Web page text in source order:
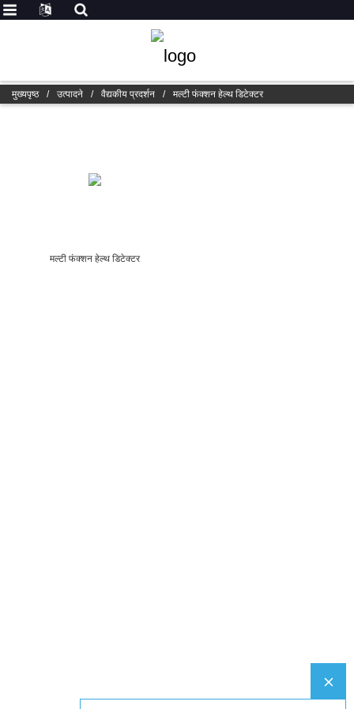
मुख्यपृष्ठ / उत्पादने / वैद्यकीय प्रदर्शन / मल्टी फंक्शन हेल्थ डिटेक्टर
मल्टी फंक्शन हेल्थ डिटेक्टर